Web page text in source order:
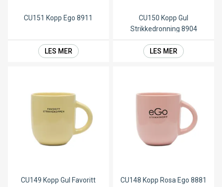
CU151 Kopp Ego 8911
LES MER
CU150 Kopp Gul
Strikkedronning 8904
LES MER
CU149 Kopp Gul Favoritt
CU148 Kopp Rosa Ego 8881